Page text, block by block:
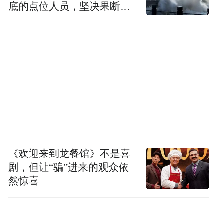
底的点位人员，坚决果断转
《欢迎来到龙餐馆》不是喜
剧，但让“骗”进来的观众依
然惊喜